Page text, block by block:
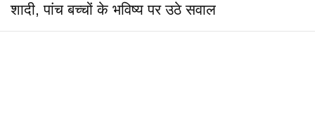
शादी, पांच बच्चों के भविष्य पर उठे सवाल